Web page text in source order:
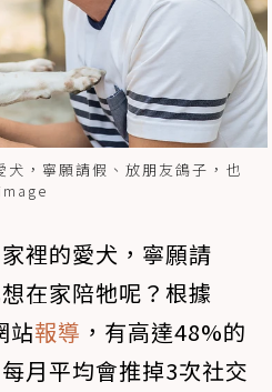
，寧願請假、放朋友鴿子，也
裡的愛犬，寧願請
在家陪牠呢？根據
站報導 ，有高達48%的
月平均會推掉3次社交